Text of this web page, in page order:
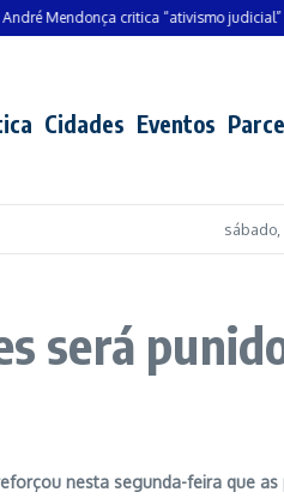
Mendonça critica “ativismo judicial” e
Cidades Eventos
será
nesta segunda-feira que